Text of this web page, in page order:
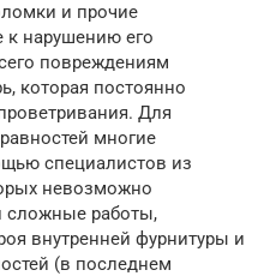
и прочие
к нарушению его
повреждениям
которая постоянно
Для
многие
специалистов из
невозможно
сложные работы,
внутренней фурнитуры и
(в последнем